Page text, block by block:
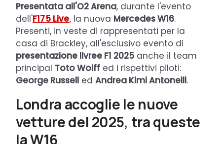
Presentata all'O2 Arena, durante l'evento
dell'F175 Live, la nuova Mercedes W16.
Presenti, in veste di rappresentati per la
casa di Brackley, all'esclusivo evento di
presentazione livree F1 2025 anche il team
principal Toto Wolff ed i rispettivi piloti:
George Russell ed Andrea Kimi Antonelli.
Londra accoglie le nuove
vetture del 2025, tra queste
la W16